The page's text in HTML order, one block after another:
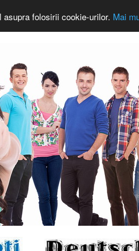
folosirii cookie-urilor. Mai